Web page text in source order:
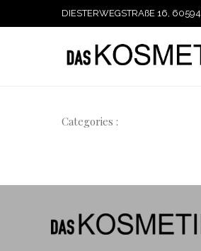
DIESTERWEGSTRAßE 16,
Categories :